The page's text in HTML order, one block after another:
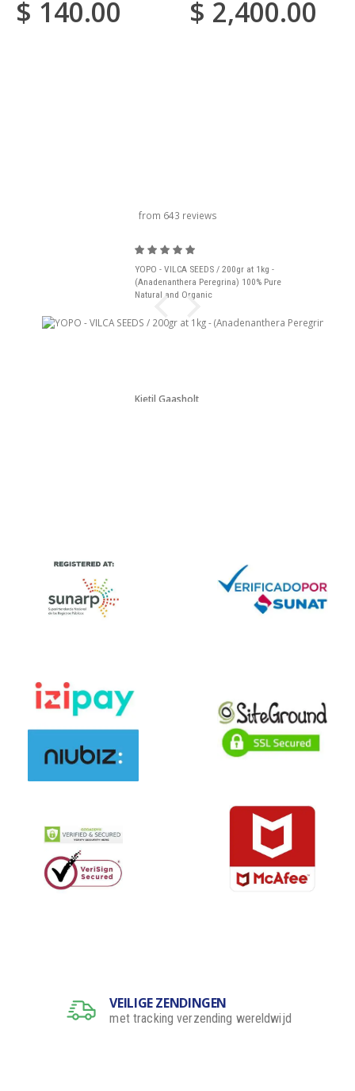
$ 140.00 $ 2,400.00
from 643 reviews
YOPO - VILCA SEEDS / 200gr at 1kg -
(Anadenanthera Peregrina) 100% Pure
Natural and Organic
Kjetil Gaasholt
VEILIGE ZENDINGEN
met tracking verzending wereldwijd